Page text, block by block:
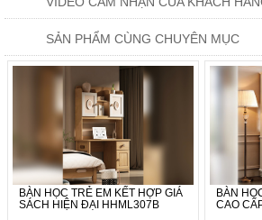
của chúng ta, nhất là khi giá sách đấy lại
cũng trở nên dễ dàng hơn.
SẢN PHẨM CÙNG CHUYÊN MỤC
BÀN HỌC TRẺ EM KẾT HỢP GIÁ
SÁCH HIỆN ĐẠI HHML307B
BÀN
CAO